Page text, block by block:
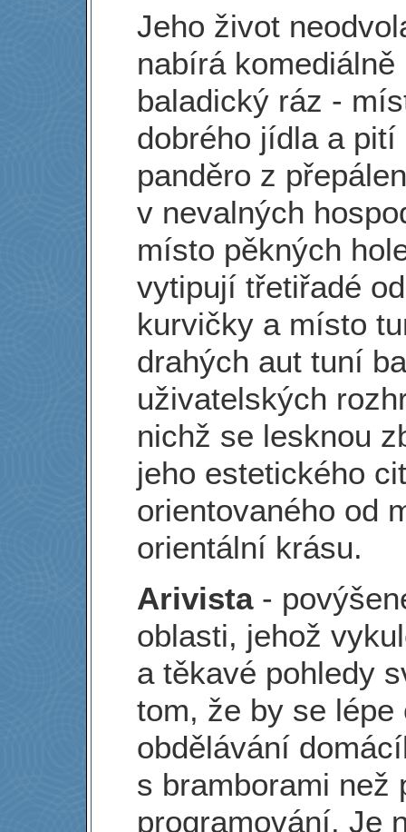
Jeho život
nabírá komediálně
baladický ráz -
dobrého jídla a pití
panděro z
v nevalných
místo pěkných
vytipují třetiřadé
kurvičky a místo
drahých aut tuní
uživatelských
nichž se lesknou
jeho estetického
orientovaného od
orientální krásu.
Arivista -
oblasti, jehož
a těkavé pohledy
tom, že by se lépe
obdělávání
s bramborami než
programování. Je